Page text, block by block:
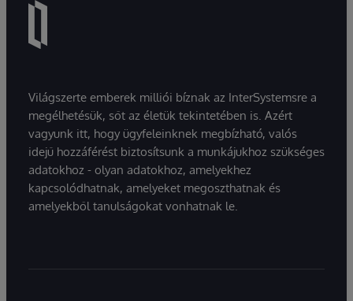
Világszerte emberek milliói bíznak az InterSystemsre a
megélhetésük, sőt az életük tekintetében is. Azért
vagyunk itt, hogy ügyfeleinknek megbízható, valós
idejű hozzáférést biztosítsunk a munkájukhoz szükséges
adatokhoz - olyan adatokhoz, amelyekhez
kapcsolódhatnak, amelyeket megoszthatnak és
amelyekből tanulságokat vonhatnak le.